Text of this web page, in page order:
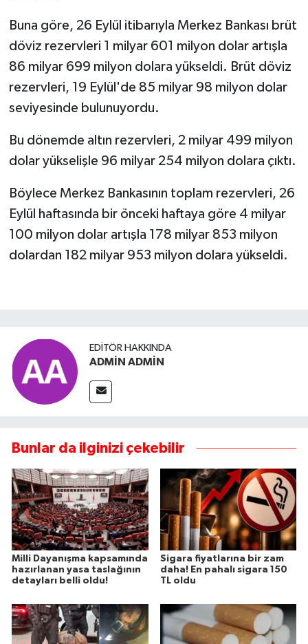
Buna göre, 26 Eylül itibarıyla Merkez Bankası brüt
döviz rezervleri 1 milyar 601 milyon dolar artışla
86 milyar 699 milyon dolara yükseldi. Brüt döviz
rezervleri, 19 Eylül'de 85 milyar 98 milyon dolar
seviyesinde bulunuyordu.
Bu dönemde altın rezervleri, 2 milyar 499 milyon
dolar yükselişle 96 milyar 254 milyon dolara çıktı.
Böylece Merkez Bankasının toplam rezervleri, 26
Eylül haftasında bir önceki haftaya göre 4 milyar
100 milyon dolar artışla 178 milyar 853 milyon
dolardan 182 milyar 953 milyon dolara yükseldi.
EDITÖR HAKKINDA
ADMİN ADMİN
Bunlar da ilginizi çekebilir
Milli Dayanışma kapsamında
hazırlanan yasa taslağının
detayları belli oldu!
Sigara fiyatlarına bir zam
daha! En pahalı sigara 150
TL oldu